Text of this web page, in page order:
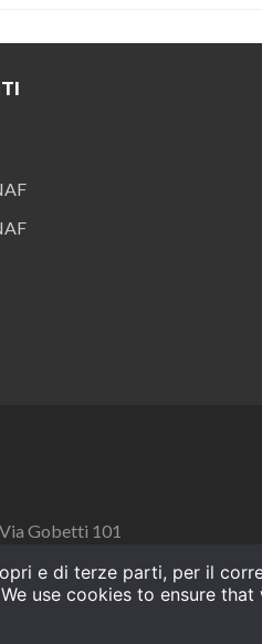
Gobetti 101
e di terze parti, per il
use cookies to ensure